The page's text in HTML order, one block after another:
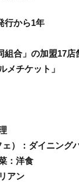
行から1年
組合」の加盟17
メチケット」
）：ダイニング
：洋食
アン